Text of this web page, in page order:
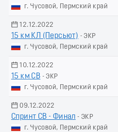
г. Чусовой, Пермский край
12.12.2022
15 км КЛ (Пеpсьют) - ЭКР
г. Чусовой, Пермский край
10.12.2022
15 км СВ - ЭКР
г. Чусовой, Пермский край
09.12.2022
Спринт СВ - Финал - ЭКР
г. Чусовой, Пермский край